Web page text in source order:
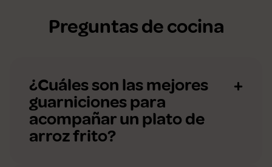
Preguntas de cocina
¿Cuáles son las mejores
guarniciones para
acompañar un plato de
arroz frito?